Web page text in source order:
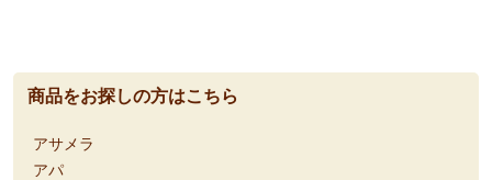
商品をお探しの方はこちら
アサメラ
アパ